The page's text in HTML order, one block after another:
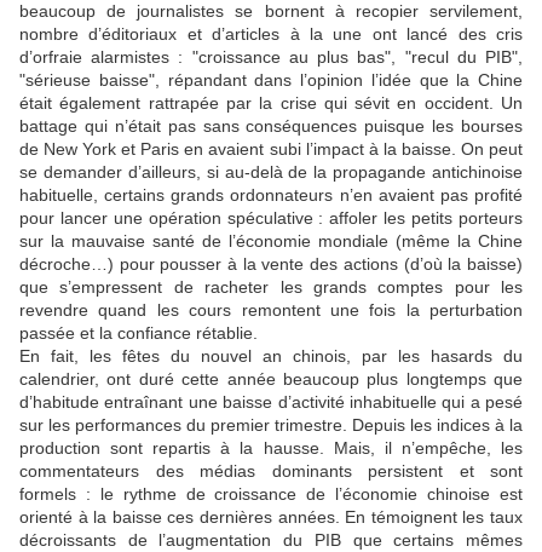
beaucoup de journalistes se bornent à recopier servilement,
nombre d’éditoriaux et d’articles à la une ont lancé des cris
d’orfraie alarmistes : "croissance au plus bas", "recul du PIB",
"sérieuse baisse", répandant dans l’opinion l’idée que la Chine
était également rattrapée par la crise qui sévit en occident. Un
battage qui n’était pas sans conséquences puisque les bourses
de New York et Paris en avaient subi l’impact à la baisse. On peut
se demander d’ailleurs, si au-delà de la propagande antichinoise
habituelle, certains grands ordonnateurs n’en avaient pas profité
pour lancer une opération spéculative : affoler les petits porteurs
sur la mauvaise santé de l’économie mondiale (même la Chine
décroche…) pour pousser à la vente des actions (d’où la baisse)
que s’empressent de racheter les grands comptes pour les
revendre quand les cours remontent une fois la perturbation
passée et la confiance rétablie.
En fait, les fêtes du nouvel an chinois, par les hasards du
calendrier, ont duré cette année beaucoup plus longtemps que
d’habitude entraînant une baisse d’activité inhabituelle qui a pesé
sur les performances du premier trimestre. Depuis les indices à la
production sont repartis à la hausse. Mais, il n’empêche, les
commentateurs des médias dominants persistent et sont
formels : le rythme de croissance de l’économie chinoise est
orienté à la baisse ces dernières années. En témoignent les taux
décroissants de l’augmentation du PIB que certains mêmes